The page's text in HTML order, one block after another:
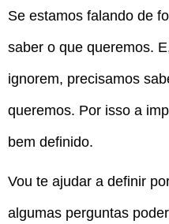
Se estamos falando de
saber o que queremos.
ignorem, precisamos
queremos. Por isso a
bem definido.
Vou te ajudar a definir
algumas perguntas